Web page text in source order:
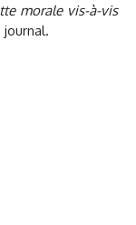
morale vis-à-vis
journal.